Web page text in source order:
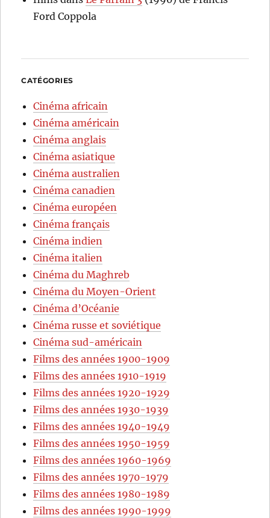
Ford Coppola
CATÉGORIES
Cinéma africain
Cinéma américain
Cinéma anglais
Cinéma asiatique
Cinéma australien
Cinéma canadien
Cinéma européen
Cinéma français
Cinéma indien
Cinéma italien
Cinéma du Maghreb
Cinéma du Moyen-Orient
Cinéma d’Océanie
Cinéma russe et soviétique
Cinéma sud-américain
Films des années 1900-1909
Films des années 1910-1919
Films des années 1920-1929
Films des années 1930-1939
Films des années 1940-1949
Films des années 1950-1959
Films des années 1960-1969
Films des années 1970-1979
Films des années 1980-1989
Films des années 1990-1999